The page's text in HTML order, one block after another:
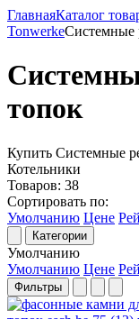
ГлавнаяКаталог
TonwerkeСистемные
топок
Купить Системные
Котельники
Товаров: 38
Сортировать по:
Умолчанию Цене
Категории
Умолчанию
Умолчанию Цене
Фильтры